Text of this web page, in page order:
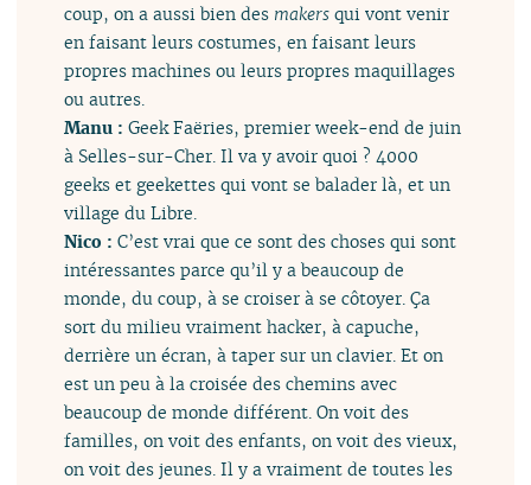
coup, on a aussi bien des makers qui vont venir
en faisant leurs costumes, en faisant leurs
propres machines ou leurs propres maquillages
ou autres.
Manu :Geek Faëries, premier week-end de juin
à Selles-sur-Cher. Il va y avoir quoi ? 4000
geeks et geekettes qui vont se balader là, et un
village du Libre.
Nico :C’est vrai que ce sont des choses qui sont
intéressantes parce qu’il y a beaucoup de
monde, du coup, à se croiser à se côtoyer. Ça
sort du milieu vraiment hacker, à capuche,
derrière un écran, à taper sur un clavier. Et on
est un peu à la croisée des chemins avec
beaucoup de monde différent. On voit des
familles, on voit des enfants, on voit des vieux,
on voit des jeunes. Il y a vraiment de toutes les